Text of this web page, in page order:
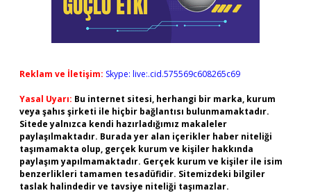
Reklam ve İletişim: Skype: live:.cid.575569c608265c69
Yasal Uyarı: Bu internet sitesi, herhangi bir marka, kurum
veya şahıs şirketi ile hiçbir bağlantısı bulunmamaktadır.
Sitede yalnızca kendi hazırladığımız makaleler
paylaşılmaktadır. Burada yer alan içerikler haber niteliği
taşımamakta olup, gerçek kurum ve kişiler hakkında
paylaşım yapılmamaktadır. Gerçek kurum ve kişiler ile isim
benzerlikleri tamamen tesadüfidir. Sitemizdeki bilgiler
taslak halindedir ve tavsiye niteliği taşımazlar.